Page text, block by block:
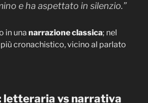
e ha aspettato in silenzio.”
in una narrazione classica; nel
cronachistico, vicino al parlato
letteraria vs narrativa